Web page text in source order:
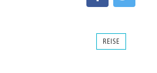
REISE